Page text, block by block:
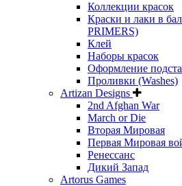
Коллекции красок
Краски и лаки в
PRIMERS)
Клей
Наборы красок
Оформление
Проливки (Washes)
Artizan Designs
2nd Afghan War
March or Die
Вторая Мировая
Первая Мировая
Ренессанс
Дикий Запад
Artorus Games